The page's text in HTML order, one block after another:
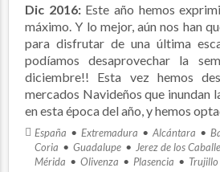
Dic 2016:Este año hemos
máximo. Y lo mejor, aún nos han
para disfrutar de una última
podíamos desaprovechar la
diciembre!! Esta vez hemos
mercados Navideños que inundan
en esta época del año, y hemos
España Extremadura Alcántara
Coria
Guadalupe Jerez de los
Mérida
Olivenza Plasencia Trujillo